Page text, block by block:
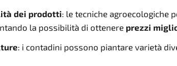
dei prodotti: le tecniche agroecologiche
la possibilità di ottenere prezzi
: i contadini possono piantare varietà